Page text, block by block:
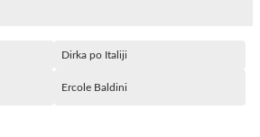
Dirka po Italiji
Ercole Baldini